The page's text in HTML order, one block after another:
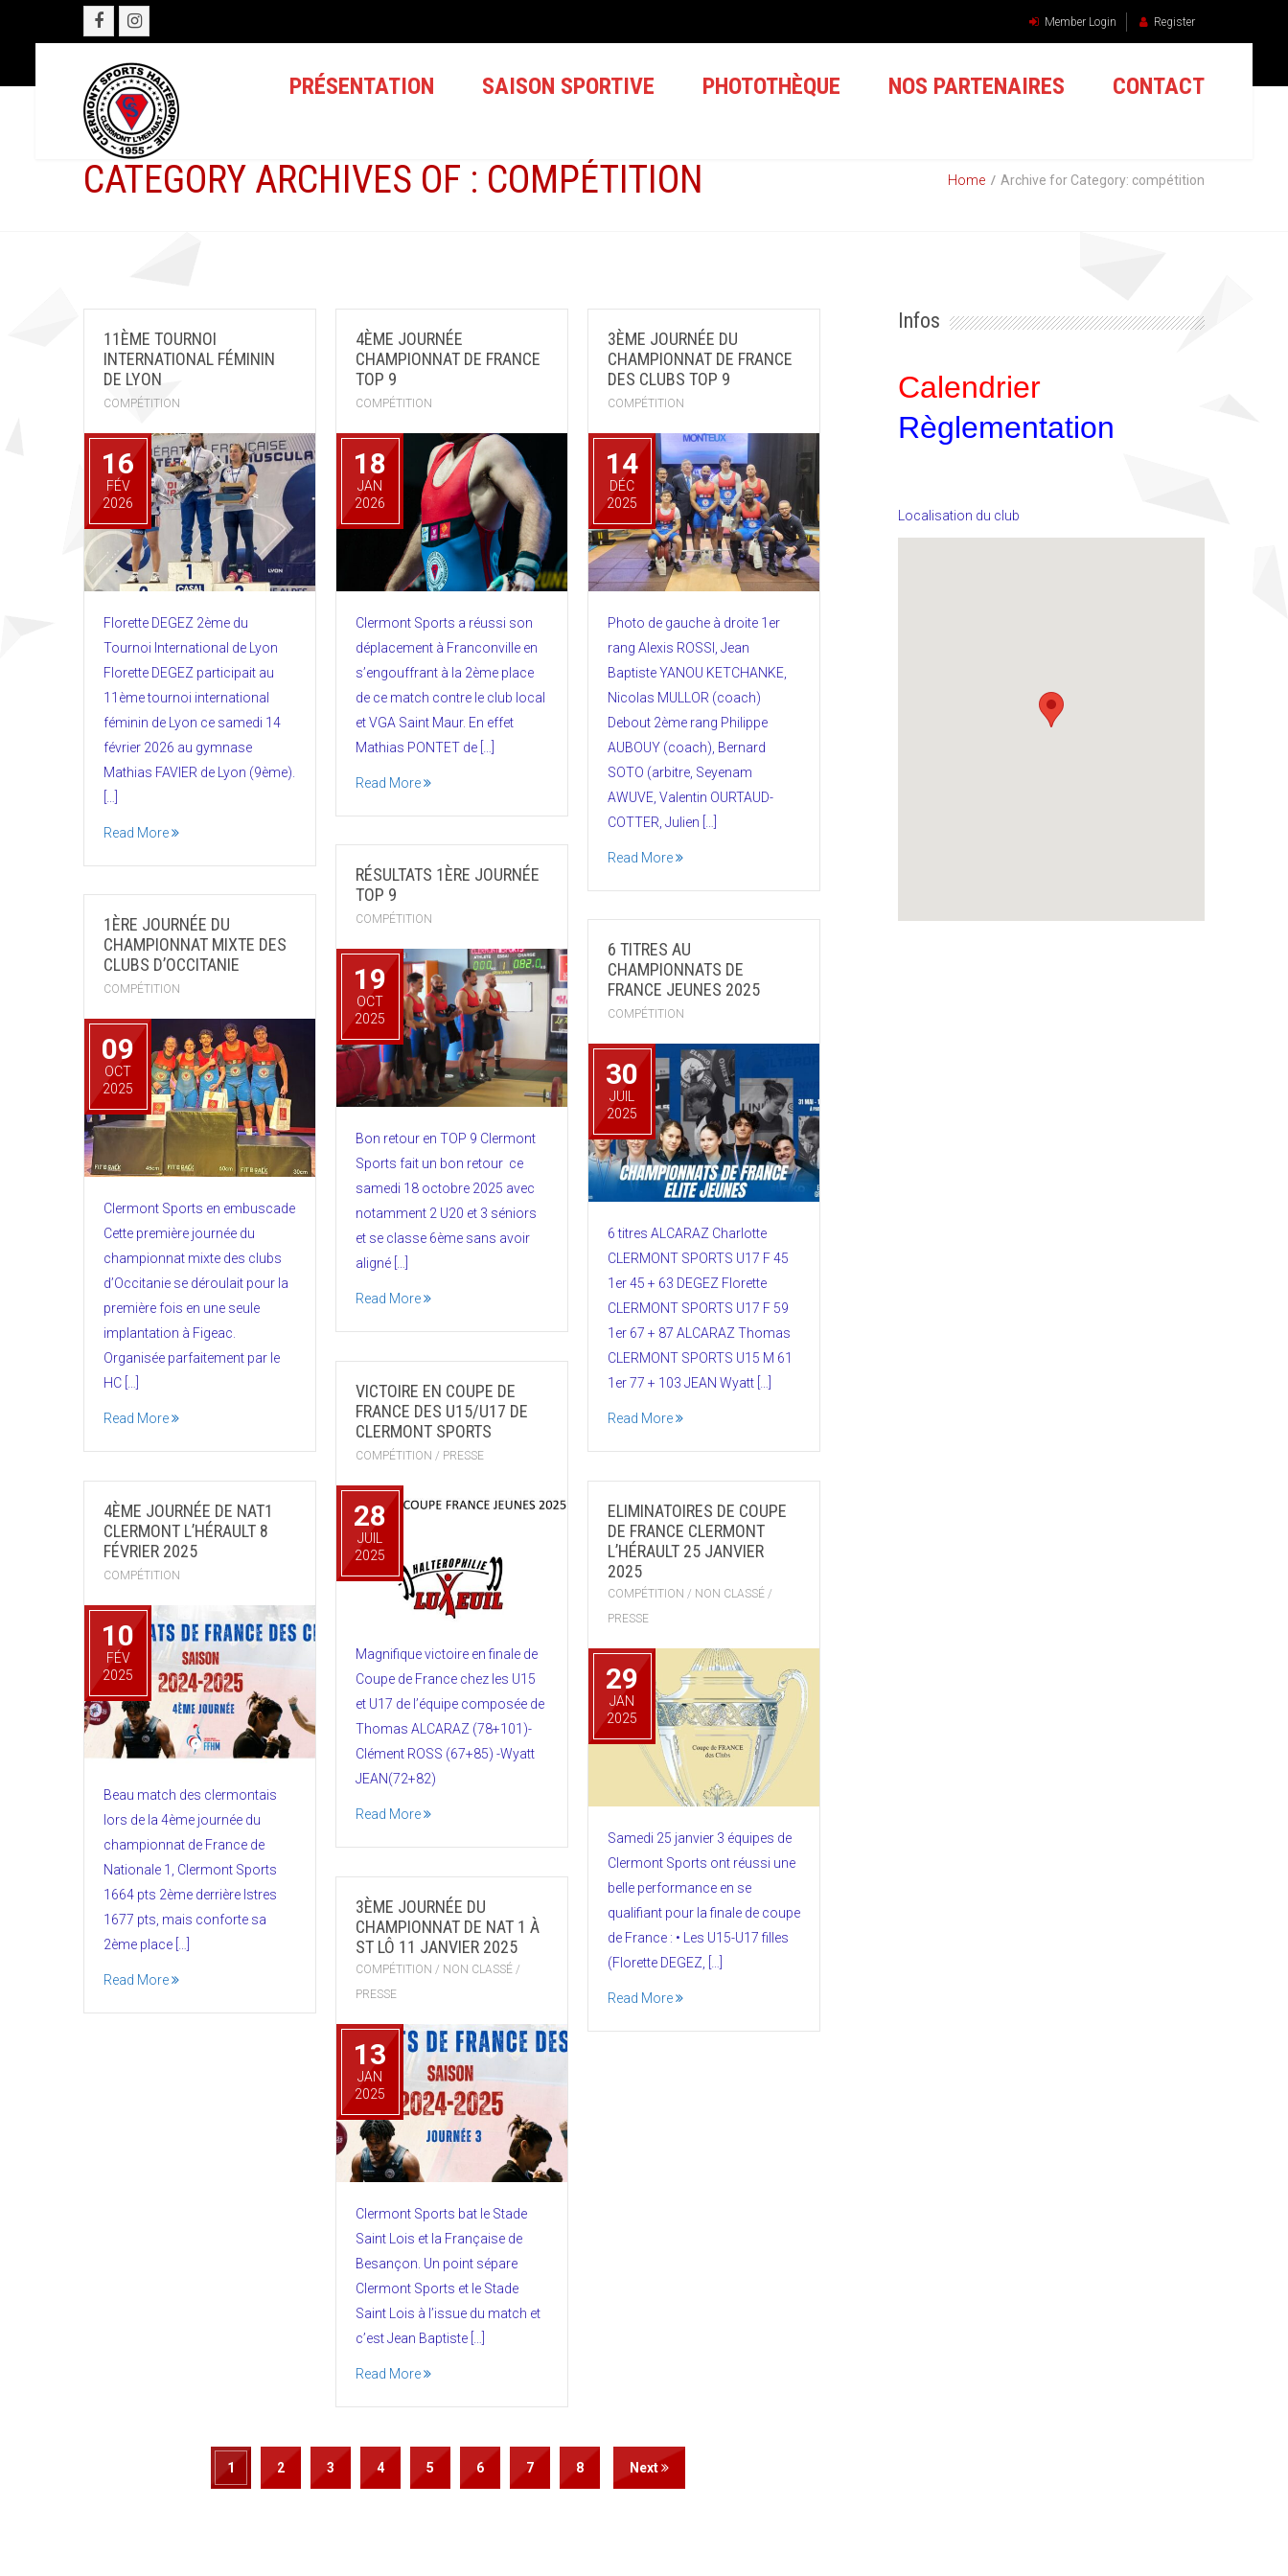
Member Login Register
PRÉSENTATION SAISON SPORTIVE PHOTOTHÈQUE NOS PARTENAIRES CONTACT
CATEGORY ARCHIVES OF : COMPÉTITION Home Archive for Category: compétition
11ÈME TOURNOI
INTERNATIONAL FÉMININ
DE LYON
COMPÉTITION
16
FÉV
2026
Florette DEGEZ 2ème du
Tournoi International de Lyon
Florette DEGEZ participait au
11ème tournoi international
féminin de Lyon ce samedi 14
février 2026 au gymnase
Mathias FAVIER de Lyon (9ème).
Read More
4ÈME JOURNÉE
CHAMPIONNAT DE FRANCE
TOP 9
COMPÉTITION
18
JAN
2026
Clermont Sports a réussi son
déplacement à Franconville en
s’engouffrant à la 2ème place
de ce match contre le club local
et VGA Saint Maur. En effet
Mathias PONTET de […]
Read More
3ÈME JOURNÉE DU
CHAMPIONNAT DE FRANCE
DES CLUBS TOP 9
COMPÉTITION
14
DÉC
2025
Photo de gauche à droite 1er
rang Alexis ROSSI, Jean
Baptiste YANOU KETCHANKE,
Nicolas MULLOR (coach)
Debout 2ème rang Philippe
AUBOUY (coach), Bernard
SOTO (arbitre, Seyenam
AWUVE, Valentin OURTAUD-
COTTER, Julien […]
Read More
RÉSULTATS 1ÈRE JOURNÉE
TOP 9
COMPÉTITION
19
OCT
2025
Bon retour en TOP 9 Clermont
Sports fait un bon retour ce
samedi 18 octobre 2025 avec
notamment 2 U20 et 3 séniors
et se classe 6ème sans avoir
aligné […]
Read More
1ÈRE JOURNÉE DU
CHAMPIONNAT MIXTE DES
CLUBS D’OCCITANIE
COMPÉTITION
09
OCT
2025
Clermont Sports en embuscade
Cette première journée du
championnat mixte des clubs
d’Occitanie se déroulait pour la
première fois en une seule
implantation à Figeac.
Organisée parfaitement par le
HC […]
Read More
6 TITRES AU
CHAMPIONNATS DE
FRANCE JEUNES 2025
COMPÉTITION
30
JUIL
2025
6 titres ALCARAZ Charlotte
CLERMONT SPORTS U17 F 45
1er 45 + 63 DEGEZ Florette
CLERMONT SPORTS U17 F 59
1er 67 + 87 ALCARAZ Thomas
CLERMONT SPORTS U15 M 61
1er 77 + 103 JEAN Wyatt […]
Read More
VICTOIRE EN COUPE DE
FRANCE DES U15/U17 DE
CLERMONT SPORTS
COMPÉTITION / PRESSE
28
JUIL
2025
Magnifique victoire en finale de
Coupe de France chez les U15
et U17 de l’équipe composée de
Thomas ALCARAZ (78+101)-
Clément ROSS (67+85) -Wyatt
JEAN(72+82)
Read More
4ÈME JOURNÉE DE NAT1
CLERMONT L’HÉRAULT 8
FÉVRIER 2025
COMPÉTITION
10
FÉV
2025
Beau match des clermontais
lors de la 4ème journée du
championnat de France de
Nationale 1, Clermont Sports
1664 pts 2ème derrière Istres
1677 pts, mais conforte sa
2ème place […]
Read More
ELIMINATOIRES DE COUPE
DE FRANCE CLERMONT
L’HÉRAULT 25 JANVIER
2025
COMPÉTITION / NON CLASSÉ /
PRESSE
29
JAN
2025
Samedi 25 janvier 3 équipes de
Clermont Sports ont réussi une
belle performance en se
qualifiant pour la finale de coupe
de France : • Les U15-U17 filles
(Florette DEGEZ, […]
Read More
3ÈME JOURNÉE DU
CHAMPIONNAT DE NAT 1 À
ST LÔ 11 JANVIER 2025
COMPÉTITION / NON CLASSÉ /
PRESSE
13
JAN
2025
Clermont Sports bat le Stade
Saint Lois et la Française de
Besançon. Un point sépare
Clermont Sports et le Stade
Saint Lois à l’issue du match et
c’est Jean Baptiste […]
Read More
1 2 3 4 5 6 7 8 Next
Infos
Calendrier
Règlementation
Localisation du club